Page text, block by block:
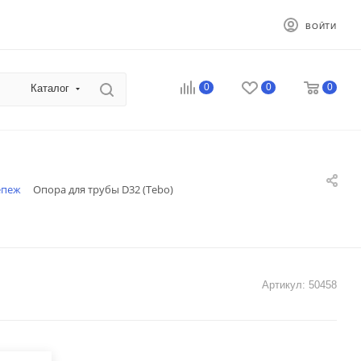
ВОЙТИ
Каталог 0 0 0
Опора для трубы D32 (Tebo)
Артикул: 50458